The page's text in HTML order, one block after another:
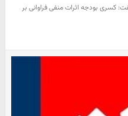
کسری بودجه اثرات منفی فراوانی بر